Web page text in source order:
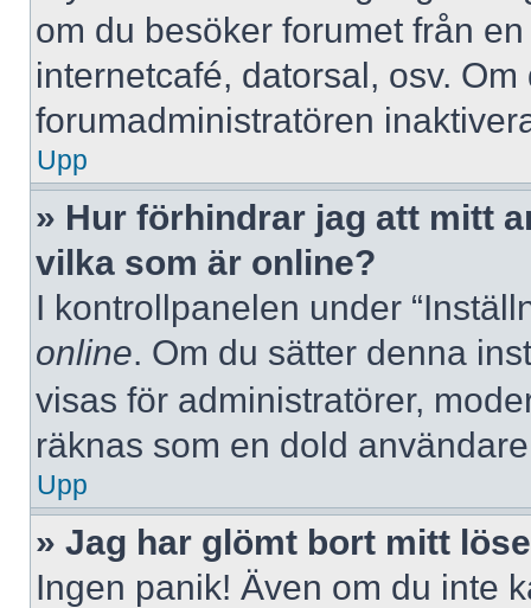
om du besöker forumet från
internetcafé, datorsal, osv.
forumadministratören
Upp
» Hur förhindrar jag att mitt
vilka som är online?
I kontrollpanelen under
online. Om du sätter denna
visas för administratörer,
räknas som en dold
Upp
» Jag har glömt bort mitt
Ingen panik! Även om du inte